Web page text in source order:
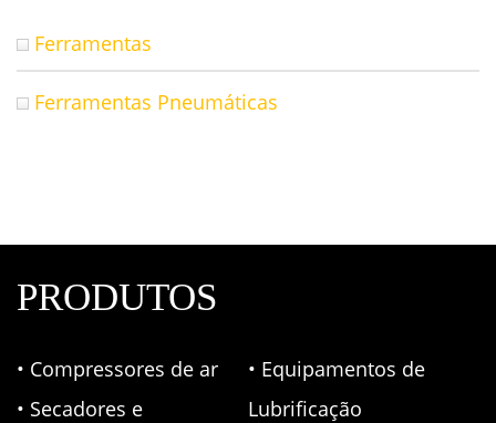
Ferramentas
Ferramentas Pneumáticas
PRODUTOS
• Compressores de ar
• Secadores e
• Equipamentos de
Lubrificação